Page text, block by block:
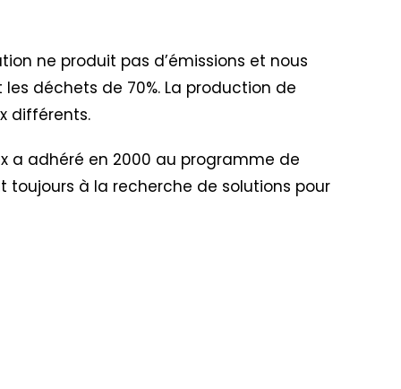
ne produit pas d’émissions et nous
déchets de 70%. La production de
différents.
a adhéré en 2000 au programme de
toujours à la recherche de solutions pour